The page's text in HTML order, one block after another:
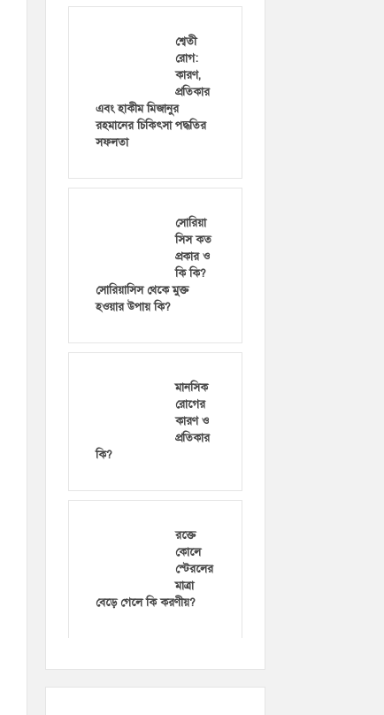
শ্বেতী
রোগ:
কারণ,
প্রতিকার
এবং হাকীম মিজানুর
রহমানের চিকিৎসা পদ্ধতির
সফলতা
সোরিয়া
সিস কত
প্রকার ও
কি কি?
সোরিয়াসিস থেকে মুক্ত
হওয়ার উপায় কি?
মানসিক
রোগের
কারণ ও
প্রতিকার
কি?
রক্তে
কোলে
স্টেরলের
মাত্রা
বেড়ে গেলে কি করণীয়?